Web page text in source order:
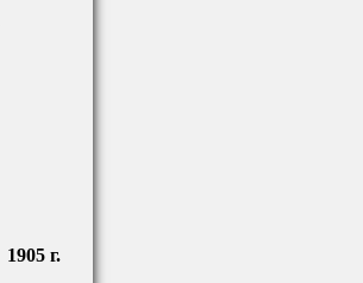
1905 г.